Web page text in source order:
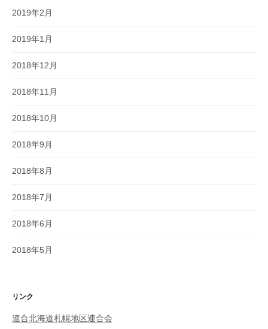
2019年2月
2019年1月
2018年12月
2018年11月
2018年10月
2018年9月
2018年8月
2018年7月
2018年6月
2018年5月
リンク
連合北海道札幌地区連合会